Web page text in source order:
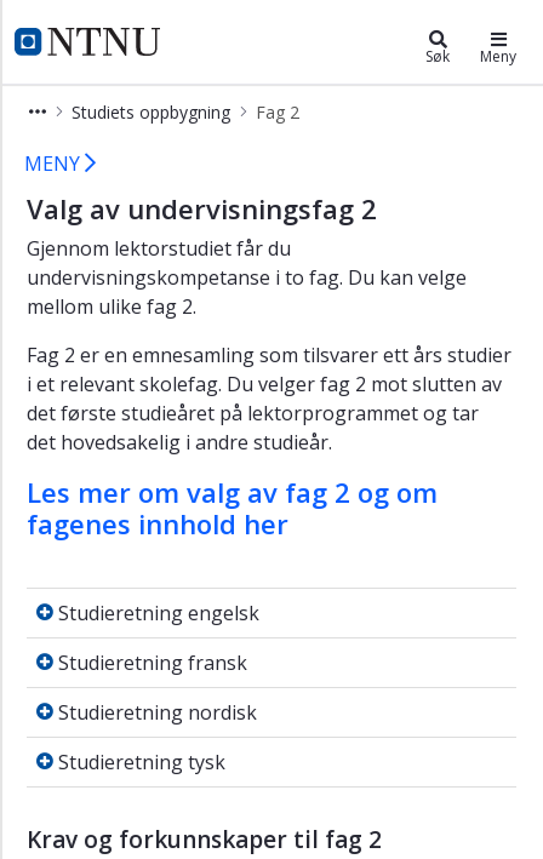
NTNU Hjemmeside
Lektorutdanning i språkfag for
Søk Meny
Studiets oppbygning Fag 2
Fag 2 – lektorutdanning i språkfag
×
meny
MENY
Valg av undervisningsfag 2
Gjennom lektorstudiet får du
undervisningskompetanse i to fag. Du kan velge
mellom ulike fag 2.
Fag 2 er en emnesamling som tilsvarer ett års studier
i et relevant skolefag. Du velger fag 2 mot slutten av
det første studieåret på lektorprogrammet og tar
det hovedsakelig i andre studieår.
Les mer om valg av fag 2 og om
fagenes innhold her
Studieretning engelsk
Studieretning engelsk
Studieretning fransk
Studieretning fransk
Studieretning nordisk
Studieretning nordisk
Studieretning tysk
Studieretning tysk
Krav og forkunnskaper til fag 2